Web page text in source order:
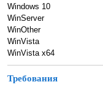
Windows 10
WinServer
WinOther
WinVista
WinVista x64
Требования